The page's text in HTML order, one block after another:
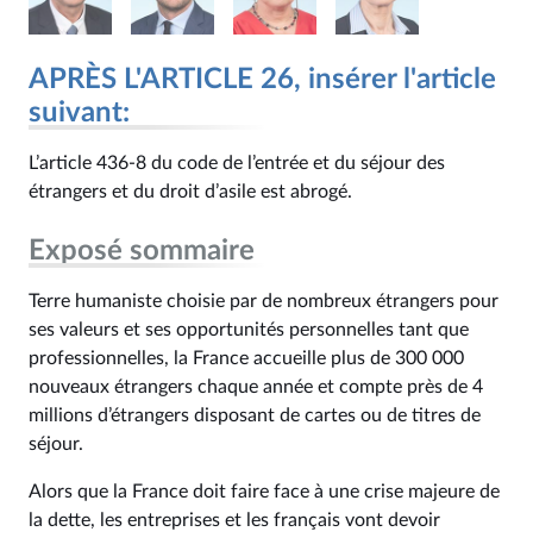
APRÈS L'ARTICLE 26, insérer l'article
suivant:
L’article 436‑8 du code de l’entrée et du séjour des
étrangers et du droit d’asile est abrogé.
Exposé sommaire
Terre humaniste choisie par de nombreux étrangers pour
ses valeurs et ses opportunités personnelles tant que
professionnelles, la France accueille plus de 300 000
nouveaux étrangers chaque année et compte près de 4
millions d’étrangers disposant de cartes ou de titres de
séjour.
Alors que la France doit faire face à une crise majeure de
la dette, les entreprises et les français vont devoir